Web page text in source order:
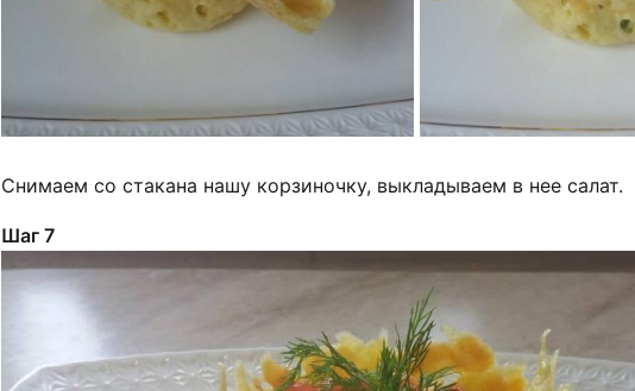
Снимаем со стакана нашу корзиночку, выкладываем в нее салат.
Шаг 7